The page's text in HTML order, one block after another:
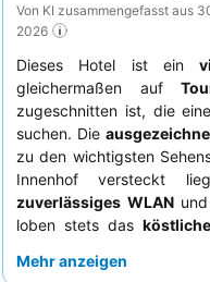
Von KI zusammengefasst aus
2026
Dieses Hotel ist ein
gleichermaßen auf
zugeschnitten ist, die
suchen. Die
zu den wichtigsten
Innenhof versteckt
zuverlässiges WLANund
loben stets das
des Personals. Für ein
Mehr anzeigen